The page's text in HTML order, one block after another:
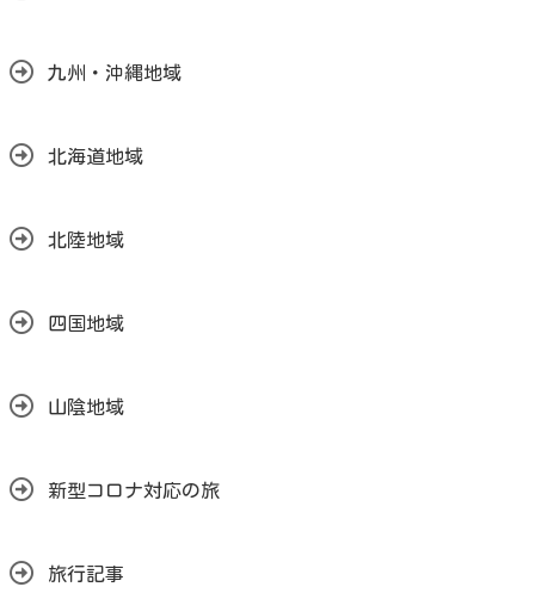
九州・沖縄地域
北海道地域
北陸地域
四国地域
山陰地域
新型コロナ対応の旅
旅行記事